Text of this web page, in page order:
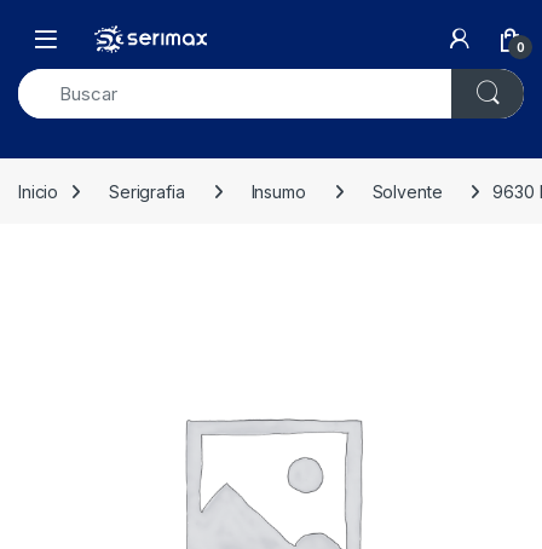
Open 0
Inicio Serigrafia Insumo Solvente 9630